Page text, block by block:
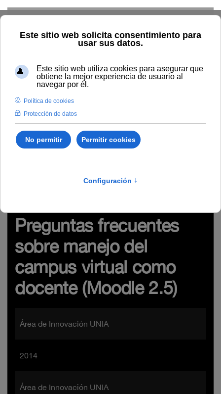
Inicio Innovación
Conocimiento abierto y difusión
Recursos Educativos en abierto
(Moodle 2.5)
Preguntas frecuentes
sobre manejo del
campus virtual como
docente (Moodle 2.5)
Área de Innovación UNIA
2014
Área de Innovación UNIA